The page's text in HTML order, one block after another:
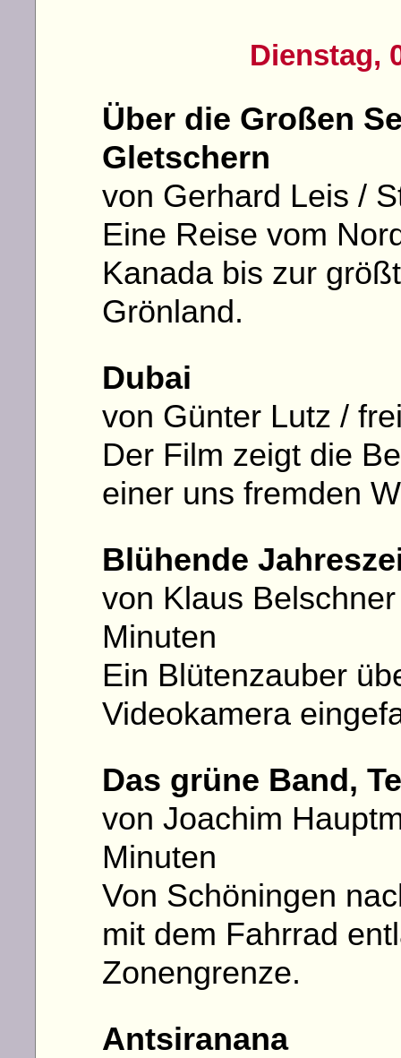
Dienstag,
Über die Großen
Gletschern
von Gerhard Leis /
Eine Reise vom
Kanada bis zur
Grönland.
Dubai
von Günter Lutz /
Der Film zeigt die
einer uns fremden
Blühende
von Klaus
Minuten
Ein Blütenzauber
Videokamera
Das grüne Band,
von Joachim
Minuten
Von Schöningen
mit dem Fahrrad
Zonengrenze.
Antsiranana